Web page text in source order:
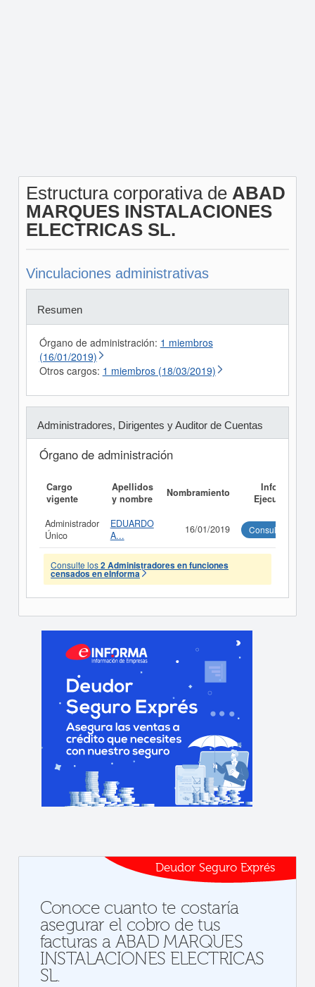
Estructura corporativa de ABAD
MARQUES INSTALACIONES
ELECTRICAS SL.
Vinculaciones administrativas
Resumen
Órgano de administración: 1 miembros
(16/01/2019)
Otros cargos: 1 miembros (18/03/2019)
Administradores, Dirigentes y Auditor de Cuentas
Órgano de administración
Cargo
vigente
Apellidos
y nombre
Nombramiento
Informe
Ejecutivo
Administrador
Único
EDUARDO
A...
16/01/2019 Consultar
Consulte los2 Administradores en funciones
censados en eInforma
Deudor Seguro Exprés
Conoce cuanto te costaría
asegurar el cobro de tus
facturas a ABAD MARQUES
INSTALACIONES ELECTRICAS
SL.